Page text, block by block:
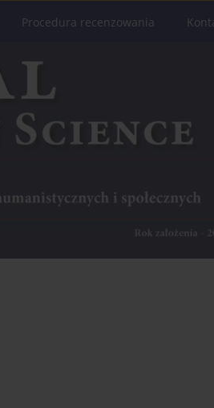
Procedura recenzowania